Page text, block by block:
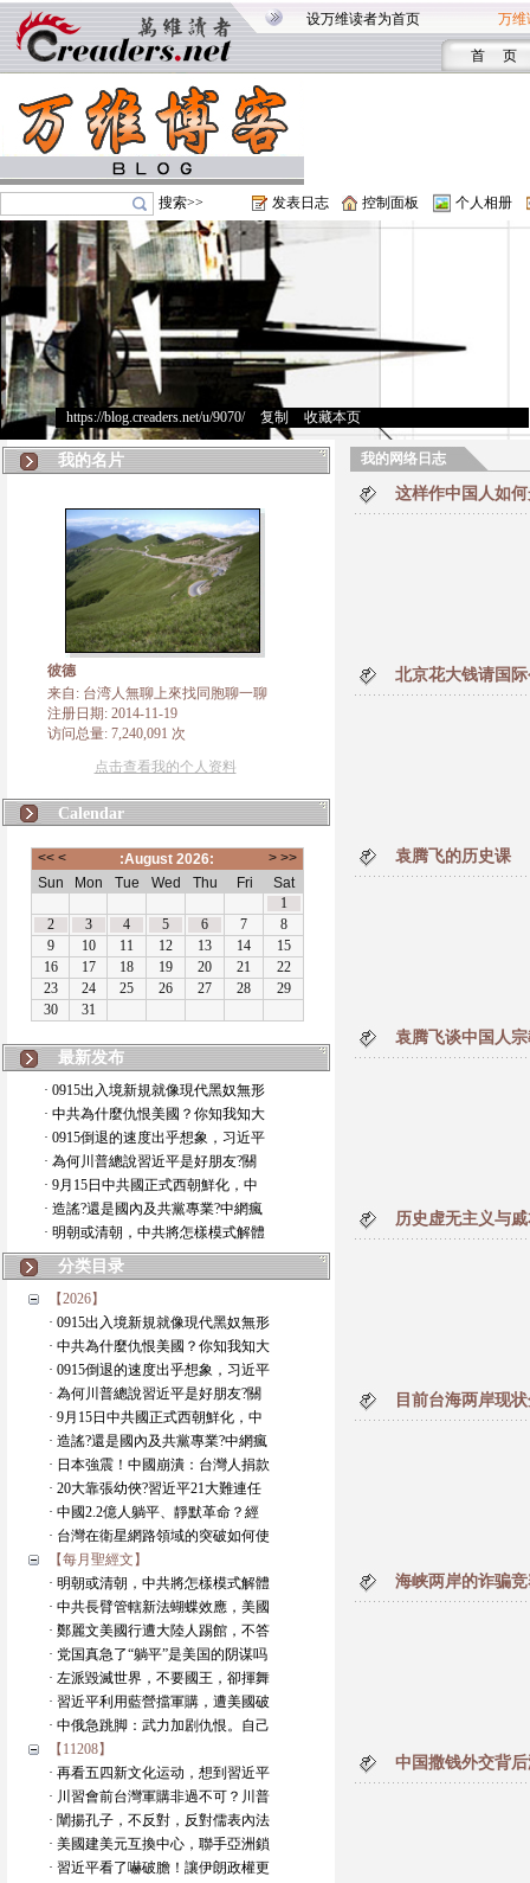
设万维读者为首页 万维
首 页
搜索>> 发表日志 控制面板 个人相册
https://blog.creaders.net/u/9070/> 复制 收藏本页
我的名片
彼德
来自: 台湾人無聊上來找同胞聊一聊
注册日期: 2014-11-19
访问总量: 7,240,091 次
点击查看我的个人资料
Calendar
最新发布
· 0915出入境新規就像現代黑奴無形
· 中共為什麼仇恨美國？你知我知大
· 0915倒退的速度出乎想象，习近平
· 為何川普總說習近平是好朋友?關
· 9月15日中共國正式西朝鮮化，中
· 造謠?還是國內及共黨專業?中網瘋
· 明朝或清朝，中共將怎樣模式解體
分类目录
【2026】
· 0915出入境新規就像現代黑奴無形
· 中共為什麼仇恨美國？你知我知大
· 0915倒退的速度出乎想象，习近平
· 為何川普總說習近平是好朋友?關
· 9月15日中共國正式西朝鮮化，中
· 造謠?還是國內及共黨專業?中網瘋
· 日本強震！中國崩潰：台灣人捐款
· 20大靠張幼俠?習近平21大難連任
· 中國2.2億人躺平、靜默革命？經
· 台灣在衛星網路領域的突破如何使
【每月聖經文】
· 明朝或清朝，中共將怎樣模式解體
· 中共長臂管轄新法蝴蝶效應，美國
· 鄭麗文美國行遭大陸人踢館，不答
· 党国真急了“躺平”是美国的阴谋吗
· 左派毀滅世界，不要國王，卻揮舞
· 習近平利用藍營擋軍購，遭美國破
· 中俄急跳脚：武力加剧仇恨。自己
【11208】
· 再看五四新文化运动，想到習近平
· 川習會前台灣軍購非過不可？川普
· 闡揚孔子，不反對，反對儒表內法
· 美國建美元互換中心，聯手亞洲鎖
· 習近平看了嚇破膽！讓伊朗政權更
我的网络日志
这样作中国人如
北京花大钱请国
袁腾飞的历史课
袁腾飞谈中国人
历史虚无主义与
目前台海两岸现
海峡两岸的诈骗
中国撒钱外交背